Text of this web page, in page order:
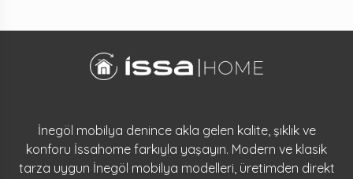
İnegöl mobilya denince akla gelen kalite, şıklık ve
konforu İssahome farkıyla yaşayın. Modern ve klasik
tarza uygun İnegöl mobilya modelleri, üretimden direkt